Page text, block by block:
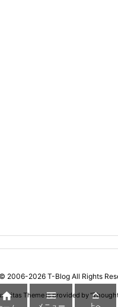
2006-2026 T-Blog All Rights
Theme is provided by "
  